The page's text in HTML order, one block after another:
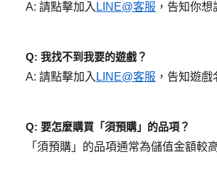
A: 請點擊加入 LINE@客服 ，告知你
Q: 我找不到我要的遊戲？
A: 請點擊加入 LINE@客服 ，告知遊
Q: 要怎麼購買「須預購」的品項？
「須預購」的品項通常為儲值金額